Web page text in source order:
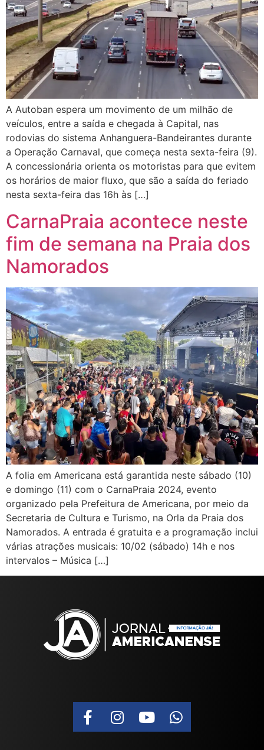
A Autoban espera um movimento de um milhão de
veículos, entre a saída e chegada à Capital, nas
rodovias do sistema Anhanguera-Bandeirantes durante
a Operação Carnaval, que começa nesta sexta-feira (9).
A concessionária orienta os motoristas para que evitem
os horários de maior fluxo, que são a saída do feriado
nesta sexta-feira das 16h às […]
CarnaPraia acontece neste
fim de semana na Praia dos
Namorados
A folia em Americana está garantida neste sábado (10)
e domingo (11) com o CarnaPraia 2024, evento
organizado pela Prefeitura de Americana, por meio da
Secretaria de Cultura e Turismo, na Orla da Praia dos
Namorados. A entrada é gratuita e a programação inclui
várias atrações musicais: 10/02 (sábado) 14h e nos
intervalos – Música […]